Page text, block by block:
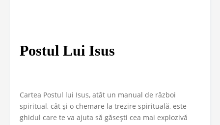
Postul Lui Isus
Cartea Postul lui Isus, atât un manual de război
spiritual, cât și o chemare la trezire spirituală, este
ghidul care te va ajuta să găsești cea mai explozivă